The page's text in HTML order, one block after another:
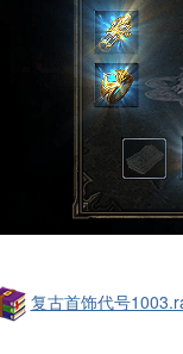
复古首饰代号